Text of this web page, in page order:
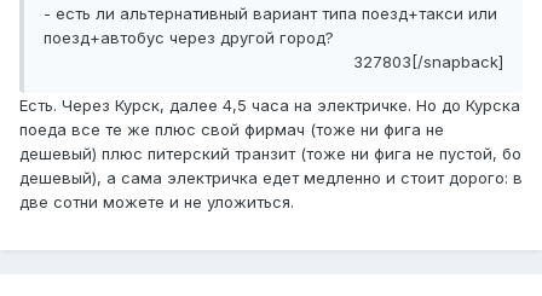
- есть ли альтернативный вариант типа поезд+такси или
поезд+автобус через другой город?
327803[/snapback]
Есть. Через Курск, далее 4,5 часа на электричке. Но до Курска
поеда все те же плюс свой фирмач (тоже ни фига не
дешевый) плюс питерский транзит (тоже ни фига не пустой, бо
дешевый), а сама электричка едет медленно и стоит дорого: в
две сотни можете и не уложиться.